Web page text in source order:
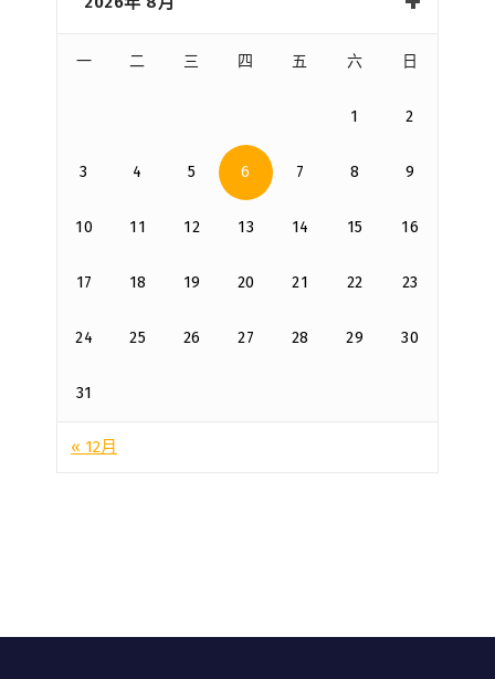
一 二 三 四 五 六 日
1 2
3 4 5 6 7 8 9
10 11 12 13 14 15 16
17 18 19 20 21 22 23
24 25 26 27 28 29 30
31
« 12月